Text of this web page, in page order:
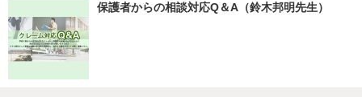
保護者からの相談対応Q＆A（鈴木邦明先生）